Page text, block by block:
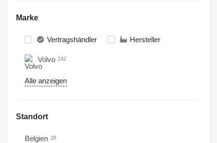
Marke
Vertragshändler Hersteller
Volvo 142
Alle anzeigen
Standort
Belgien 28